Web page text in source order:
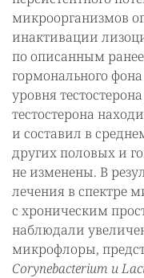
микроорганизмов
инактивации
по описанным
гормонального
уровня
тестостерона
и составил в
других половых и
не изменены. В
лечения в спектре
с хроническим
наблюдали
микрофлоры,
Corynebacterium и